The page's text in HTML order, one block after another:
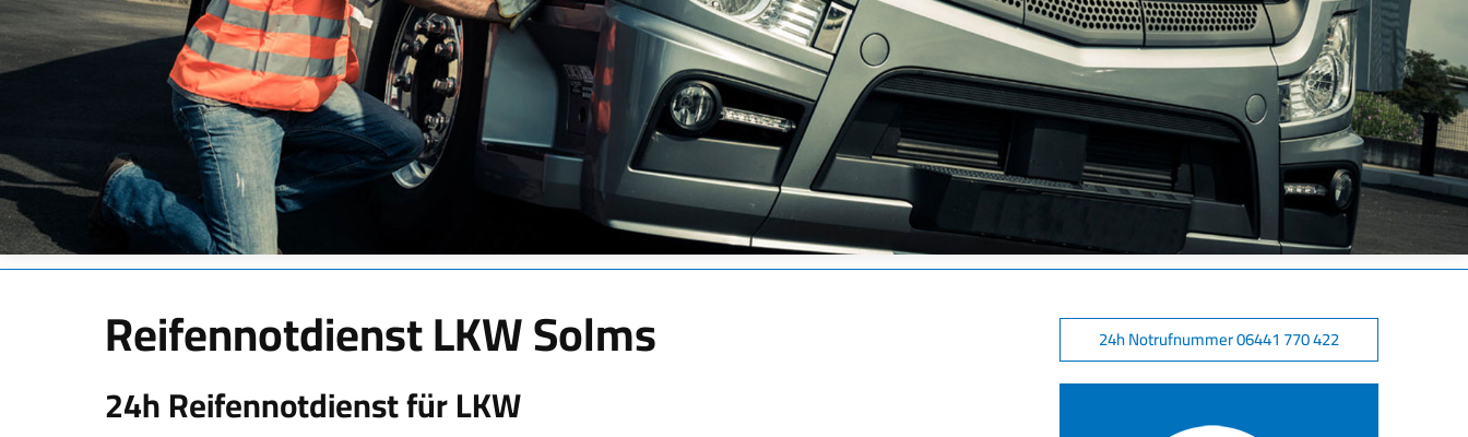
Reifennotdienst LKW Solms
24h Reifennotdienst für LKW
24h Notrufnummer 06441 770 422